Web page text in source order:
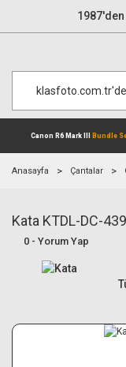
Canon R6
Anasayfa Çantalar
Kata KTDL-DC-
0 - Yorum Yap